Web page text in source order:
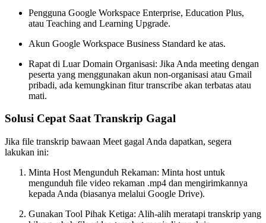
Pengguna Google Workspace Enterprise, Education Plus,
atau Teaching and Learning Upgrade.
Akun Google Workspace Business Standard ke atas.
Rapat di Luar Domain Organisasi: Jika Anda meeting dengan
peserta yang menggunakan akun non-organisasi atau Gmail
pribadi, ada kemungkinan fitur transcribe akan terbatas atau
mati.
Solusi Cepat Saat Transkrip Gagal
Jika file transkrip bawaan Meet gagal Anda dapatkan, segera
lakukan ini:
Minta Host Mengunduh Rekaman: Minta host untuk
mengunduh file video rekaman .mp4 dan mengirimkannya
kepada Anda (biasanya melalui Google Drive).
Gunakan Tool Pihak Ketiga: Alih-alih meratapi transkrip yang